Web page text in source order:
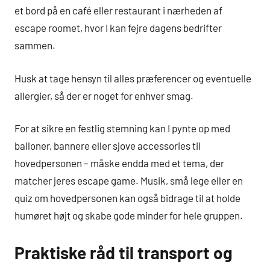
et bord på en café eller restaurant i nærheden af
escape roomet, hvor I kan fejre dagens bedrifter
sammen.
Husk at tage hensyn til alles præferencer og eventuelle
allergier, så der er noget for enhver smag.
For at sikre en festlig stemning kan I pynte op med
balloner, bannere eller sjove accessories til
hovedpersonen – måske endda med et tema, der
matcher jeres escape game. Musik, små lege eller en
quiz om hovedpersonen kan også bidrage til at holde
humøret højt og skabe gode minder for hele gruppen.
Praktiske råd til transport og